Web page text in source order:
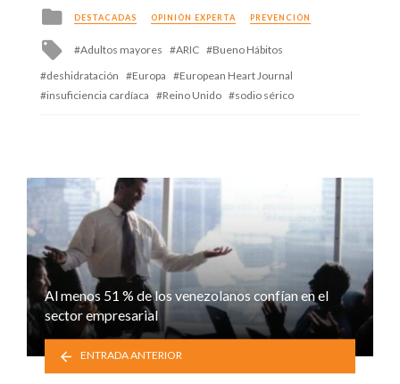
Posted
in
DESTACADAS OPINIÓN EXPERTA PREVENCIÓN
Tagged
with
Adultos mayores ARIC
Bueno Hábitos
deshidratación
Europa
European Heart Journal
insuficiencia cardíaca
Reino Unido sodio sérico
Al menos 51 % de los venezolanos confían en el
sector empresarial
ENTRADA ANTERIOR